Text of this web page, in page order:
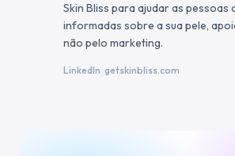
Skin Bliss para ajudar as pessoas
informadas sobre a sua pele,
não pelo marketing.
LinkedIn getskinbliss.com